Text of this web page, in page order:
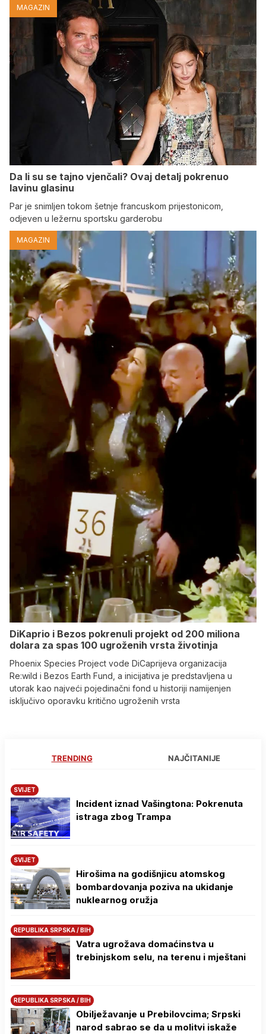
MAGAZIN
Da li su se tajno vjenčali? Ovaj detalj pokrenuo
lavinu glasinu
Par je snimljen tokom šetnje francuskom prijestonicom,
odjeven u ležernu sportsku garderobu
MAGAZIN
DiKaprio i Bezos pokrenuli projekt od 200 miliona
dolara za spas 100 ugroženih vrsta životinja
Phoenix Species Project vode DiCaprijeva organizacija
Re:wild i Bezos Earth Fund, a inicijativa je predstavljena u
utorak kao najveći pojedinačni fond u historiji namijenjen
isključivo oporavku kritično ugroženih vrsta
TRENDING NAJČITANIJE
SVIJET
Incident iznad Vašingtona: Pokrenuta
istraga zbog Trampa
SVIJET
Hirošima na godišnjicu atomskog
bombardovanja poziva na ukidanje
nuklearnog oružja
REPUBLIKA SRPSKA / BIH
Vatra ugrožava domaćinstva u
trebinjskom selu, na terenu i mještani
REPUBLIKA SRPSKA / BIH
Obilježavanje u Prebilovcima; Srpski
narod sabrao se da u molitvi iskaže